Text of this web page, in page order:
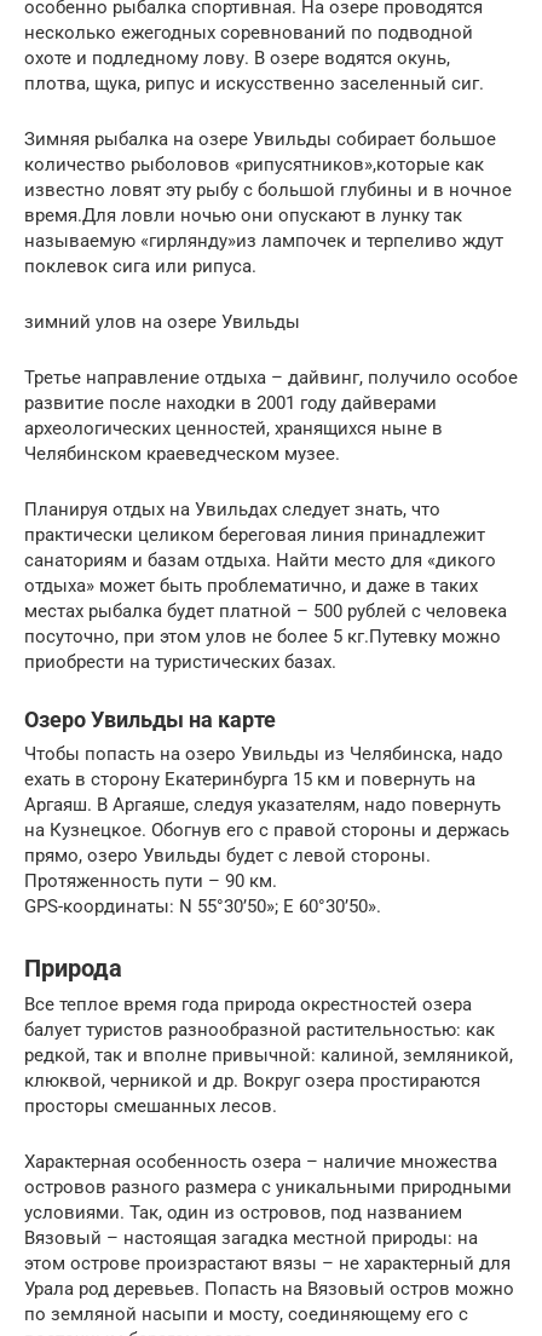
особенно рыбалка спортивная. На озере проводятся
несколько ежегодных соревнований по подводной
охоте и подледному лову. В озере водятся окунь,
плотва, щука, рипус и искусственно заселенный сиг.
Зимняя рыбалка на озере Увильды собирает большое
количество рыболовов «рипусятников»,которые как
известно ловят эту рыбу с большой глубины и в ночное
время.Для ловли ночью они опускают в лунку так
называемую «гирлянду»из лампочек и терпеливо ждут
поклевок сига или рипуса.
зимний улов на озере Увильды
Третье направление отдыха – дайвинг, получило особое
развитие после находки в 2001 году дайверами
археологических ценностей, хранящихся ныне в
Челябинском краеведческом музее.
Планируя отдых на Увильдах следует знать, что
практически целиком береговая линия принадлежит
санаториям и базам отдыха. Найти место для «дикого
отдыха» может быть проблематично, и даже в таких
местах рыбалка будет платной – 500 рублей с человека
посуточно, при этом улов не более 5 кг.Путевку можно
приобрести на туристических базах.
Озеро Увильды на карте
Чтобы попасть на озеро Увильды из Челябинска, надо
ехать в сторону Екатеринбурга 15 км и повернуть на
Аргаяш. В Аргаяше, следуя указателям, надо повернуть
на Кузнецкое. Обогнув его с правой стороны и держась
прямо, озеро Увильды будет с левой стороны.
Протяженность пути – 90 км.
GPS-координаты: N 55°30’50»; E 60°30’50».
Природа
Все теплое время года природа окрестностей озера
балует туристов разнообразной растительностью: как
редкой, так и вполне привычной: калиной, земляникой,
клюквой, черникой и др. Вокруг озера простираются
просторы смешанных лесов.
Характерная особенность озера – наличие множества
островов разного размера с уникальными природными
условиями. Так, один из островов, под названием
Вязовый – настоящая загадка местной природы: на
этом острове произрастают вязы – не характерный для
Урала род деревьев. Попасть на Вязовый остров можно
по земляной насыпи и мосту, соединяющему его с